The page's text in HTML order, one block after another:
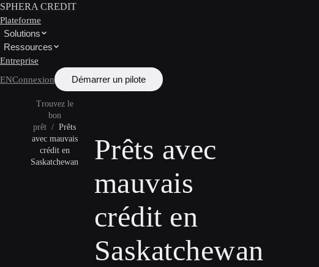
SPHERA CREDIT
Plateforme
Solutions
Ressources
Entreprise
ENConnexion Démarrer un pilote
Trouvez le
bon
prêt / Prêts
avec mauvais
crédit en
Saskatchewan
Prêts avec
mauvais
crédit en
Saskatchewan